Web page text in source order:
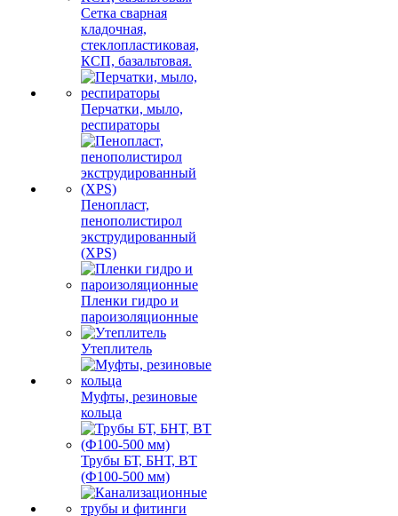
Сетка сварная
кладочная,
стеклопластиковая,
КСП, базальтовая.
Перчатки, мыло,
респираторы
Пенопласт,
пенополистирол
экструдированный
(XPS)
Пленки гидро и
пароизоляционные
Утеплитель
Муфты, резиновые
кольца
Трубы БТ, БНТ, ВТ
(Ф100-500 мм)